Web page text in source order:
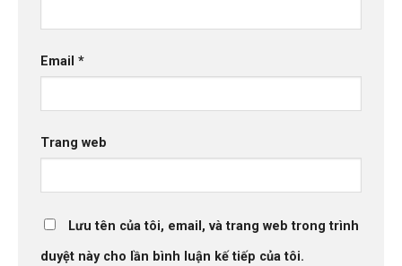
Email *
Trang web
Lưu tên của tôi, email, và trang web trong trình
duyệt này cho lần bình luận kế tiếp của tôi.